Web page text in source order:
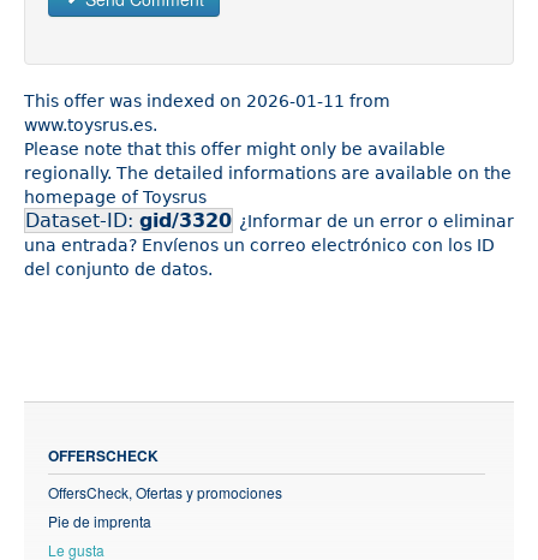
This offer was indexed on 2026-01-11 from
www.toysrus.es.
Please note that this offer might only be available
regionally. The detailed informations are available on the
homepage of Toysrus
Dataset-ID: gid/3320 ¿Informar de un error o eliminar
una entrada? Envíenos un correo electrónico con los ID
del conjunto de datos.
OFFERSCHECK
OffersCheck, Ofertas y promociones
Pie de imprenta
Le gusta